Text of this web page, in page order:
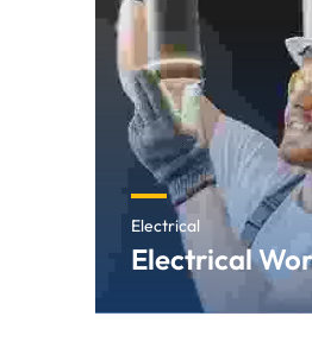
Electrical
Electrical